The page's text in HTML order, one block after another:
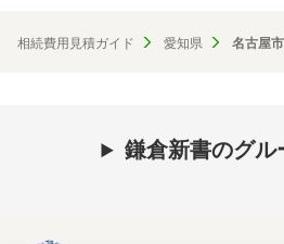
相続費用見積ガイド 愛知県 名古屋
鎌倉新書のグル